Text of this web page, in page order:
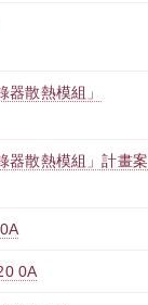
散熱模組」
器散熱模組」計畫案
0A